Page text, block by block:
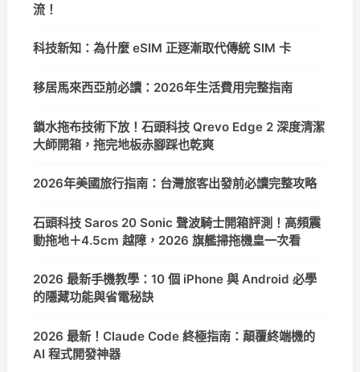
流！
科技新知：為什麼 eSIM 正逐漸取代傳統 SIM 卡
移居馬來西亞前必讀：2026年生活費用完整指南
鎖水拖布技術下放！石頭科技 Qrevo Edge 2 深度清潔
大師開箱，拖完地板赤腳踩也乾爽
2026年美國旅行指南：台灣旅客出發前必讀完整攻略
石頭科技 Saros 20 Sonic 聲波騎士開箱評測！高頻震
動拖地＋4.5cm 越障，2026 旗艦掃拖機皇一次看
2026 最新手機教學：10 個 iPhone 與 Android 必學
的隱藏功能與省電秘訣
2026 最新！Claude Code 終極指南：顛覆終端機的
AI 程式開發神器